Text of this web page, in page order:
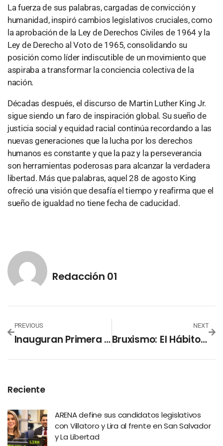
La fuerza de sus palabras, cargadas de convicción y
humanidad, inspiró cambios legislativos cruciales, como
la aprobación de la Ley de Derechos Civiles de 1964 y la
Ley de Derecho al Voto de 1965, consolidando su
posición como líder indiscutible de un movimiento que
aspiraba a transformar la conciencia colectiva de la
nación.
Décadas después, el discurso de Martin Luther King Jr.
sigue siendo un faro de inspiración global. Su sueño de
justicia social y equidad racial continúa recordando a las
nuevas generaciones que la lucha por los derechos
humanos es constante y que la paz y la perseverancia
son herramientas poderosas para alcanzar la verdadera
libertad. Más que palabras, aquel 28 de agosto King
ofreció una visión que desafía el tiempo y reafirma que el
sueño de igualdad no tiene fecha de caducidad.
Redacción 01
PREVIOUS
Inauguran Primera Clínica De Neurodesarrollo Infantil Para Atención Especializada De Niños
NEXT
Bruxismo: El Hábito Involuntario De Rechinar Los Dientes Que Puede Afectar La Salud Dental
Reciente
ARENA define sus candidatos legislativos
con Villatoro y Lira al frente en San Salvador
y La Libertad